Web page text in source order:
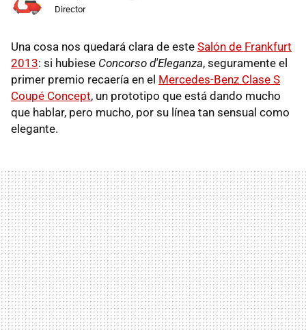
Director
Una cosa nos quedará clara de este Salón de Frankfurt
2013: si hubiese Concorso d'Eleganza, seguramente el
primer premio recaería en el Mercedes-Benz Clase S
Coupé Concept, un prototipo que está dando mucho
que hablar, pero mucho, por su línea tan sensual como
elegante.